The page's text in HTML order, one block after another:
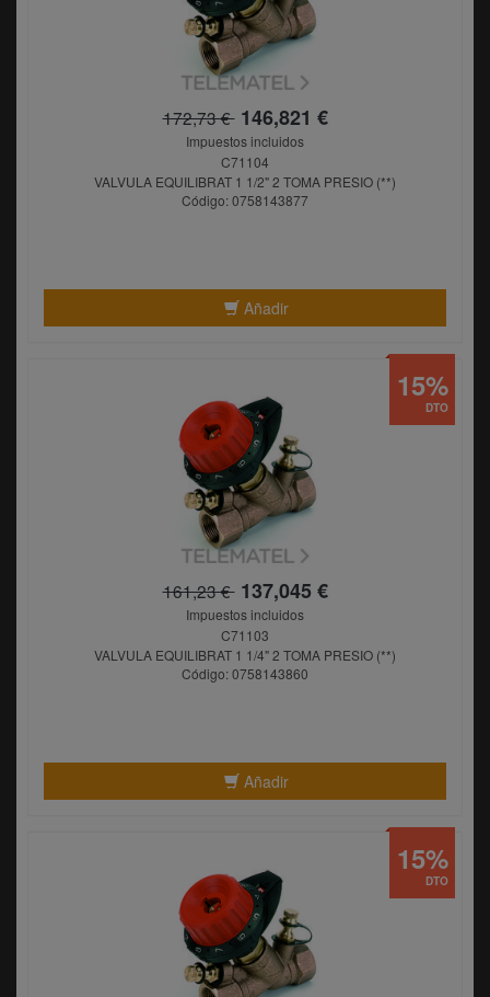
172,73 €146,821 €
Impuestos incluidos
C71104
VALVULA EQUILIBRAT 1 1/2" 2 TOMA PRESIO (**)
Código: 0758143877
Añadir
161,23 €137,045 €
Impuestos incluidos
C71103
VALVULA EQUILIBRAT 1 1/4" 2 TOMA PRESIO (**)
Código: 0758143860
Añadir
DTO
15%
DTO
15%